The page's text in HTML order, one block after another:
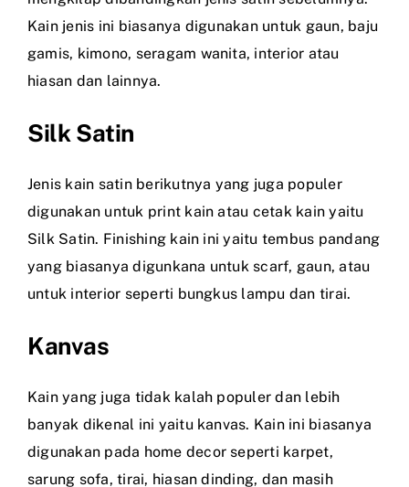
Kain jenis ini biasanya digunakan untuk gaun, baju
gamis, kimono, seragam wanita, interior atau
hiasan dan lainnya.
Silk Satin
Jenis kain satin berikutnya yang juga populer
digunakan untuk print kain atau cetak kain yaitu
Silk Satin. Finishing kain ini yaitu tembus pandang
yang biasanya digunkana untuk scarf, gaun, atau
untuk interior seperti bungkus lampu dan tirai.
Kanvas
Kain yang juga tidak kalah populer dan lebih
banyak dikenal ini yaitu kanvas. Kain ini biasanya
digunakan pada home decor seperti karpet,
sarung sofa, tirai, hiasan dinding, dan masih